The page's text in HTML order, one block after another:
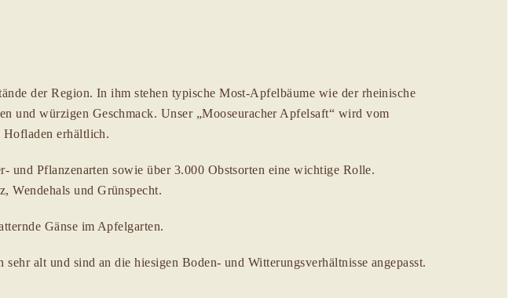
der Region. In ihm stehen typische Most-Apfelbäume wie der rheinische
und würzigen Geschmack. Unser „Mooseuracher Apfelsaft“ wird vom
erhältlich.
und Pflanzenarten sowie über 3.000 Obstsorten eine wichtige Rolle.
Wendehals und Grünspecht.
Gänse im Apfelgarten.
alt und sind an die hiesigen Boden- und Witterungsverhältnisse angepasst.